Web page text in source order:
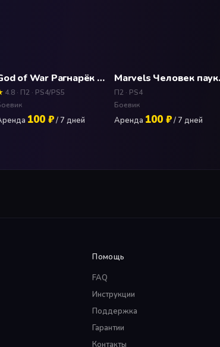
God of War Рагнарёк Прокат и аренда игры 7 дней
4.8 · П2 · PS4/PS5
100 ₽/ 7 дней
Marvels
П2 · PS4
Боевик
Аренда 100 ₽/ 7 дней
Помощь
FAQ
Инструкции
Поддержка
Гарантии
Контакты